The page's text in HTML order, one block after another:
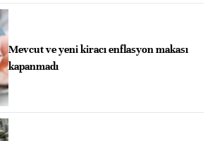
Mevcut ve yeni kiracı enflasyon makası
kapanmadı